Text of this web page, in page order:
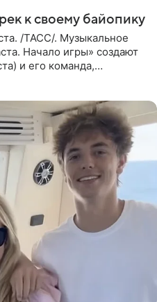
к своему байопику
/ТАСС/. Музыкальное
Начало игры» создают
и его команда,